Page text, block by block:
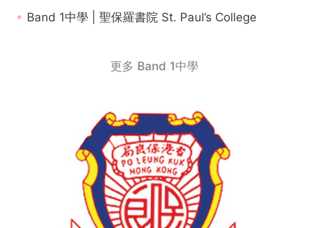
Band 1中學 | 聖保羅書院 St. Paul’s College
更多 Band 1中學